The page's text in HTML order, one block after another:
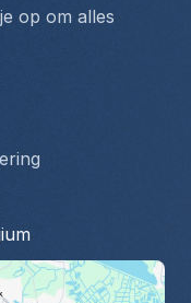
op om alles